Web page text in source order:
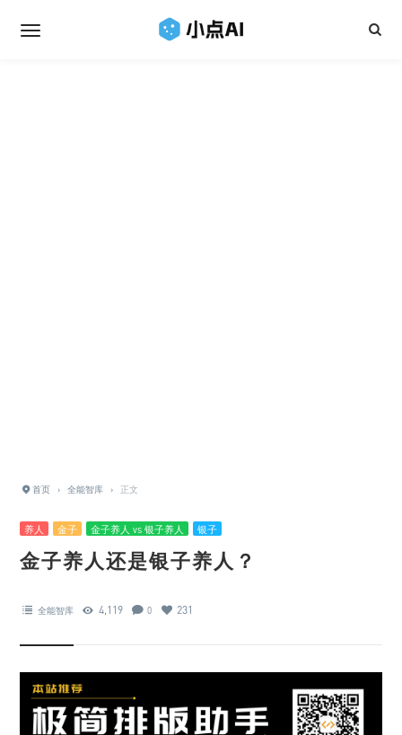
首页 › 全能智库 › 正文
养人 金子 金子养人 vs 银子养人 银子
金子养人还是银子养人？
全能智库 4,119 0 231